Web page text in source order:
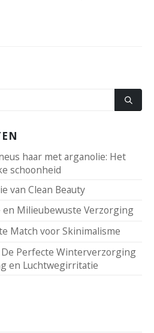
haar met arganolie: Het
schoonheid
van Clean Beauty
en Milieubewuste Verzorging
Match voor Skinimalisme
Perfecte Winterverzorging
en Luchtwegirritatie